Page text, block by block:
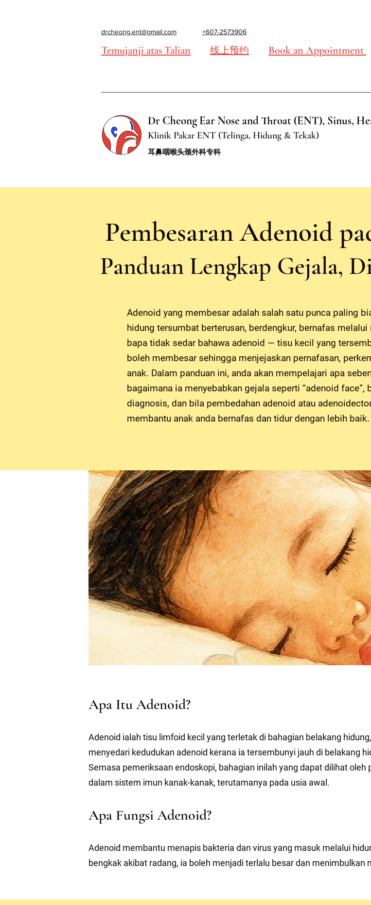
drcheong.ent@gmail.com
Temujanji atas Talian
+607-2573906
线上预约 Book an Appointment
Dr Cheong Ear Nose and Throat (ENT), Sinus,
Klinik Pakar ENT (Telinga, Hidung & Tekak)
耳鼻咽喉头颈外科专科
Pembesaran Adenoid
Panduan Lengkap Gejala,
Adenoid yang membesar adalah salah satu punca paling
hidung tersumbat berterusan, berdengkur, bernafas
bapa tidak sedar bahawa adenoid — tisu kecil yang
boleh membesar sehingga menjejaskan pernafasan,
anak. Dalam panduan ini, anda akan mempelajari apa
bagaimana ia menyebabkan gejala seperti “adenoid face”,
diagnosis, dan bila pembedahan adenoid atau
membantu anak anda bernafas dan tidur dengan lebih baik.
Apa Itu Adenoid?
Adenoid ialah tisu limfoid kecil yang terletak di bahagian belakang
menyedari kedudukan adenoid kerana ia tersembunyi jauh di belakang
Semasa pemeriksaan endoskopi, bahagian inilah yang dapat dilihat
dalam sistem imun kanak-kanak, terutamanya pada usia awal.
Apa Fungsi Adenoid?
Adenoid membantu menapis bakteria dan virus yang masuk melalui
bengkak akibat radang, ia boleh menjadi terlalu besar dan menimbulkan